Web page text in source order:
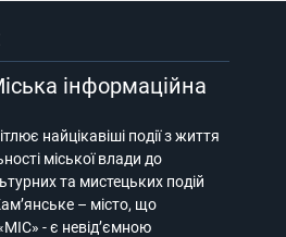
інформаційна
найцікавіші події з життя
міської влади до
та мистецьких подій
– місто, що
- є невід’ємною